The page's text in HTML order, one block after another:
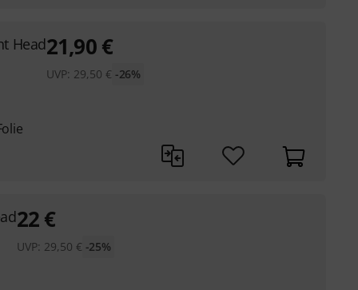
Head21,90 €
UVP: 29,50 € -26%
22€
UVP: 29,50 € -25%